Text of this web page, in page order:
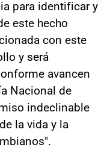
para identificar y
este hecho
con este
y será
avancen
Nacional de
indeclinable
la vida y la